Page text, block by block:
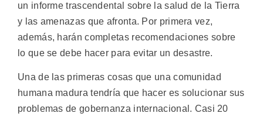
un informe trascendental sobre la salud de la Tierra
y las amenazas que afronta. Por primera vez,
además, harán completas recomendaciones sobre
lo que se debe hacer para evitar un desastre.
Una de las primeras cosas que una comunidad
humana madura tendría que hacer es solucionar sus
problemas de gobernanza internacional. Casi 20